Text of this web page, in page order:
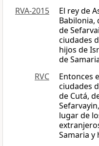
RVA-2015
El rey de
Babilonia,
de
ciudades
hijos de
de
RVC
Entonces
ciudades
de Cutá,
lugar de
Samaria y